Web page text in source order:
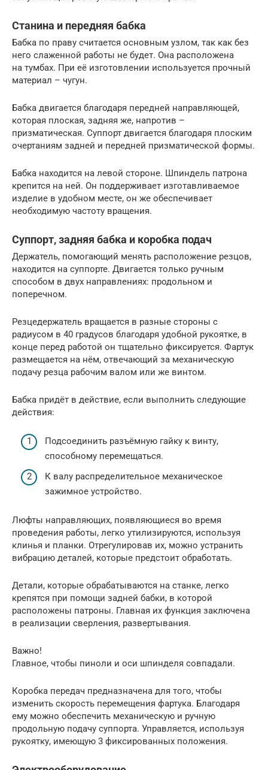
Станина и передняя бабка
Бабка по праву считается основным узлом, так как без
него слаженной работы не будет. Она расположена
на тумбах. При её изготовлении используется прочный
материал – чугун.
Бабка двигается благодаря передней направляющей,
которая плоская, задняя же, напротив –
призматическая. Суппорт двигается благодаря плоским
очертаниям задней и передней призматической формы.
Бабка находится на левой стороне. Шпиндель патрона
крепится на ней. Он поддерживает изготавливаемое
изделие в удобном месте, он же обеспечивает
необходимую частоту вращения.
Суппорт, задняя бабка и коробка подач
Держатель, помогающий менять расположение резцов,
находится на суппорте. Двигается только ручным
способом в двух направлениях: продольном и
поперечном.
Резцедержатель вращается в разные стороны с
радиусом в 40 градусов благодаря удобной рукоятке, в
конце перед работой он тщательно фиксируется. Фартук
размещается на нём, отвечающий за механическую
подачу резца рабочим валом или же винтом.
Бабка придёт в действие, если выполнить следующие
действия:
Подсоединить разъёмную гайку к винту,
способному перемещаться.
К валу распределительное механическое
зажимное устройство.
Люфты направляющих, появляющиеся во время
проведения работы, легко утилизируются, используя
клинья и планки. Отрегулировав их, можно устранить
вибрацию деталей, которые предстоит обработать.
Детали, которые обрабатываются на станке, легко
крепятся при помощи задней бабки, в которой
расположены патроны. Главная их функция заключена
в реализации сверления, развертывания.
Важно!
Главное, чтобы пиноли и оси шпинделя совпадали.
Коробка передач предназначена для того, чтобы
изменить скорость перемещения фартука. Благодаря
ему можно обеспечить механическую и ручную
продольную подачу суппорта. Управляется, используя
рукоятку, имеющую 3 фиксированных положения.